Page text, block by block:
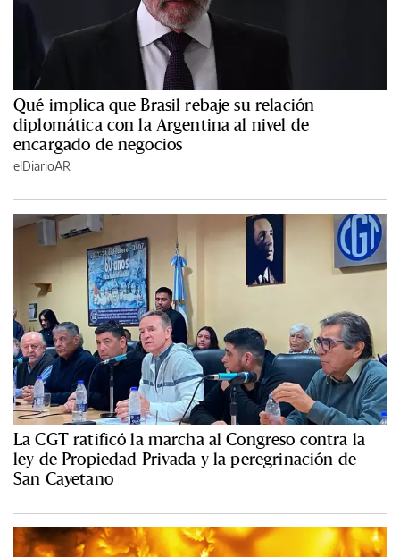
Qué implica que Brasil rebaje su relación
diplomática con la Argentina al nivel de
encargado de negocios
elDiarioAR
La CGT ratificó la marcha al Congreso contra la
ley de Propiedad Privada y la peregrinación de
San Cayetano